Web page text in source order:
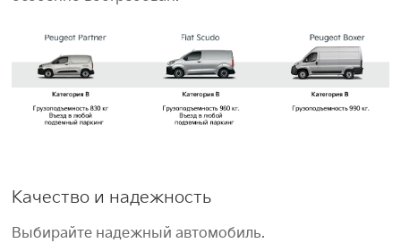
Качество и надежность
Выбирайте надежный автомобиль.